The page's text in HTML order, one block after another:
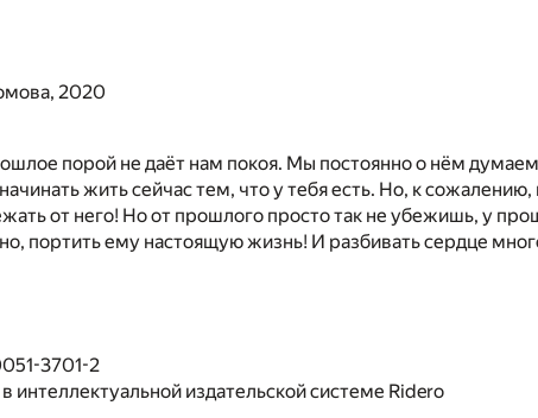
2020
порой не даёт нам покоя. Мы постоянно о нём
жить сейчас тем, что у тебя есть. Но, к
от него! Но от прошлого просто так не убежишь, у
портить ему настоящую жизнь! И разбивать сердце
3701-2
интеллектуальной издательской системе Ridero